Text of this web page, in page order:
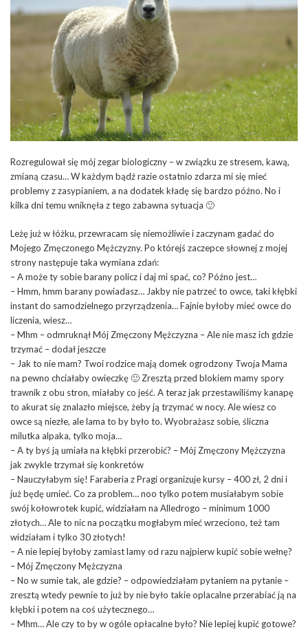
Rozregulował się mój zegar biologiczny – w związku ze stresem, kawą,
zmianą czasu… W każdym bądź razie ostatnio zdarza mi się mieć
problemy z zasypianiem, a na dodatek kładę się bardzo późno. No i
kilka dni temu wniknęła z tego zabawna sytuacja 🙂
Leżę już w łóżku, przewracam się niemożliwie i zaczynam gadać do
Mojego Zmęczonego Mężczyzny. Po którejś zaczepce słownej z mojej
strony następuje taka wymiana zdań:
– A może ty sobie barany policz i daj mi spać, co? Późno jest…
– Hmm, hmm barany powiadasz… Jakby nie patrzeć to owce, taki kłębki
instant do samodzielnego przyrządzenia… Fajnie byłoby mieć owce do
liczenia, wiesz…
– Mhm – odmruknął Mój Zmęczony Mężczyzna – Ale nie masz ich gdzie
trzymać – dodał jeszcze
– Jak to nie mam? Twoi rodzice mają domek ogrodzony Twoja Mama
na pewno chciałaby owieczkę 🙂 Zresztą przed blokiem mamy spory
trawnik z obu stron, miałaby co jeść. A teraz jak przestawiliśmy kanapę
to akurat się znalazło miejsce, żeby ją trzymać w nocy. Ale wiesz co
owce są niezłe, ale lama to by było to. Wyobrażasz sobie, śliczna
milutka alpaka, tylko moja…
– A ty byś ją umiała na kłębki przerobić? – Mój Zmęczony Mężczyzna
jak zwykle trzymał się konkretów
– Nauczyłabym się! Faraberia z Pragi organizuje kursy – 400 zł, 2 dni i
już będę umieć. Co za problem… noo tylko potem musiałabym sobie
swój kołowrotek kupić, widziałam na Alledrogo – minimum 1000
złotych… Ale to nic na początku mogłabym mieć wrzeciono, też tam
widziałam i tylko 30 złotych!
– A nie lepiej byłoby zamiast lamy od razu najpierw kupić sobie wełnę?
– Mój Zmęczony Mężczyzna
– No w sumie tak, ale gdzie? – odpowiedziałam pytaniem na pytanie –
zresztą wtedy pewnie to już by nie było takie oplacalne przerabiać ją na
kłębki i potem na coś użytecznego…
– Mhm… Ale czy to by w ogóle opłacalne było? Nie lepiej kupić gotowe?